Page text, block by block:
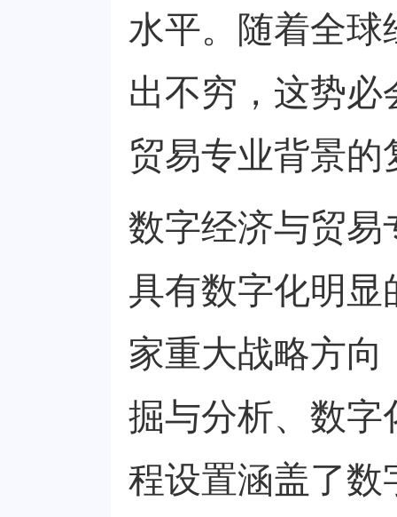
水平。随着全
出不穷，这势
贸易专业背景
数字经济与贸易
具有数字化明
家重大战略方
掘与分析、数字
程设置涵盖了数